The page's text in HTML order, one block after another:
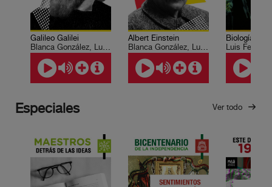
Galileo Galilei
Blanca González, Luis Paniagua
Albert Einstein
Blanca González, Luis Paniagua
Luis Felipe
Especiales Ver todo